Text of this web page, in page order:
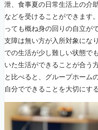
泄、食事夏の日常生活上の介
などを受けることができます
っても概ね身の回りの自立が
支障は無い方が入所対象にな
での生活が少し難しい状態で
いた生活ができることが合う
と比べると、グループホーム
自分でできることを大切にす